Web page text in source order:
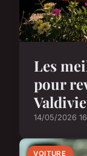
Les
pour
14/05/2026
VOITURE